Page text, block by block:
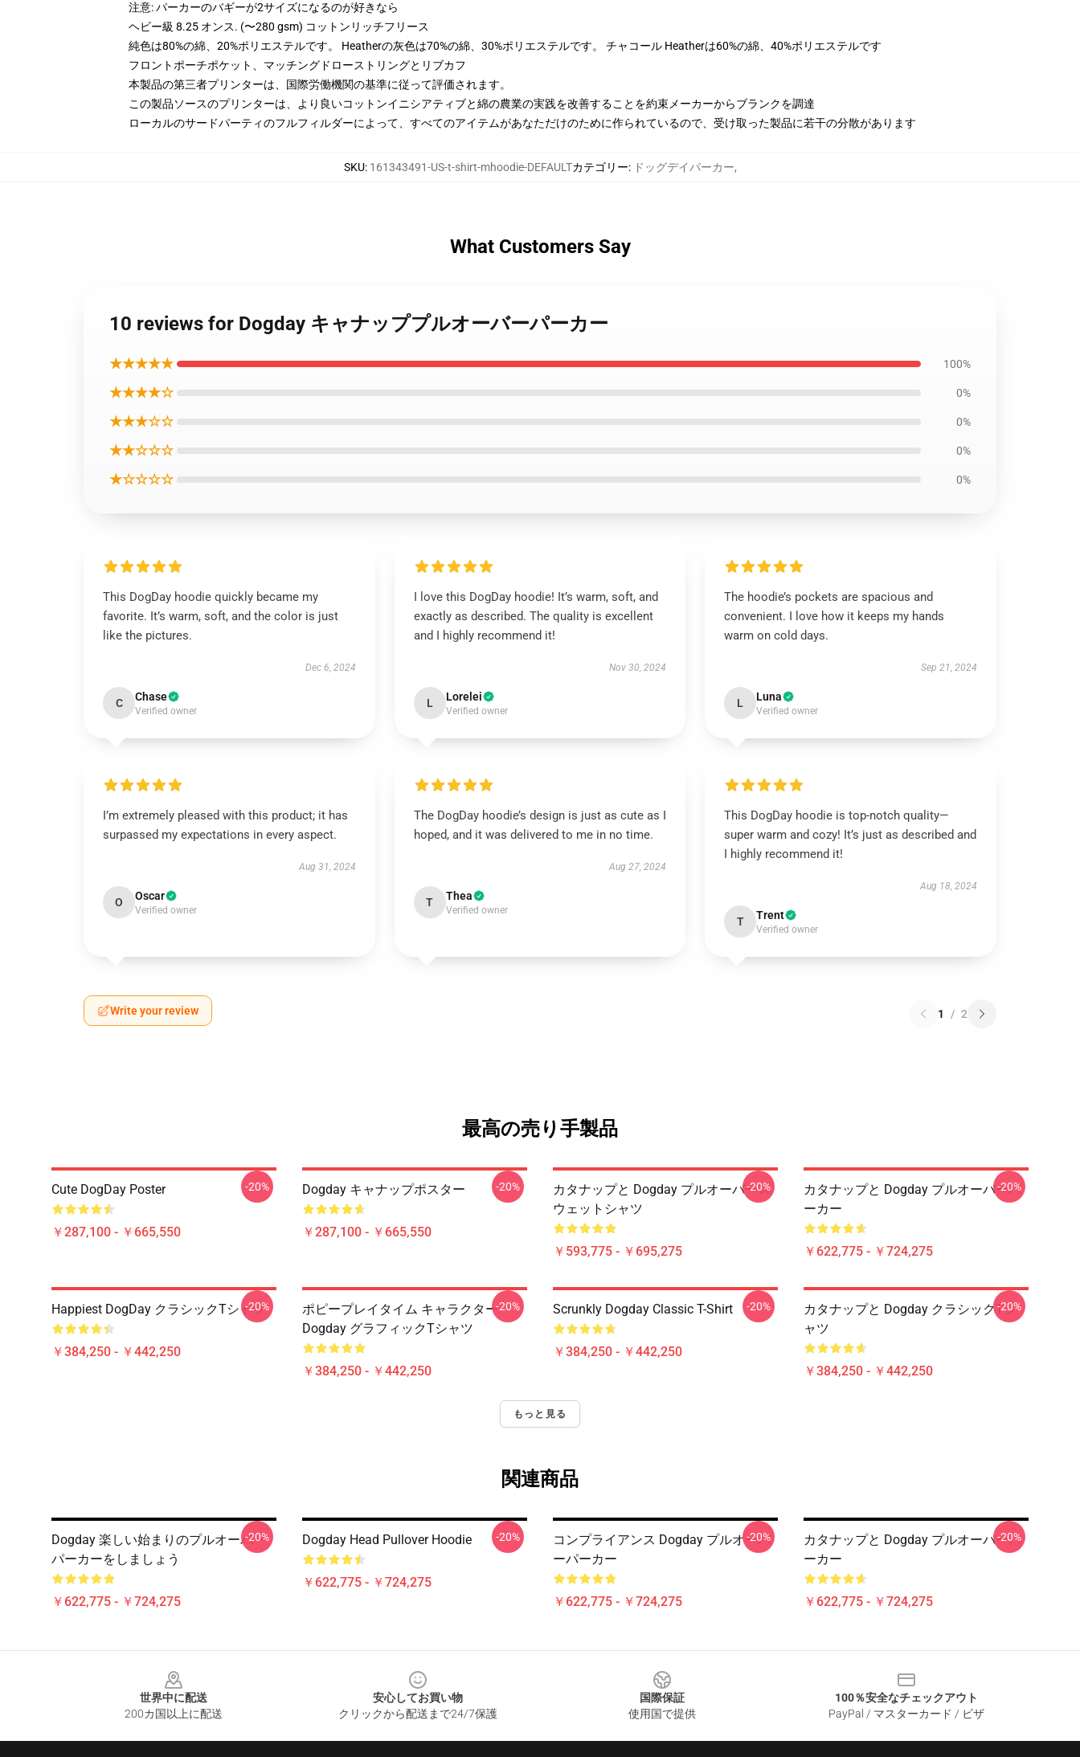
注意: パーカーのバギーが2サイズになるのが好きなら
ヘビー級 8.25 オンス. (〜280 gsm) コットンリッチフリース
純色は80%の綿、20%ポリエステルです。 Heatherの灰色は70%の綿、30%ポリエステルです。 チャコール Heatherは60%の綿、40%ポリエステルです
フロントポーチポケット、マッチングドローストリングとリブカフ
本製品の第三者プリンターは、国際労働機関の基準に従って評価されます。
この製品ソースのプリンターは、より良いコットンイニシアティブと綿の農業の実践を改善することを約束メーカーからブランクを調達
ローカルのサードパーティのフルフィルダーによって、すべてのアイテムがあなただけのために作られているので、受け取った製品に若干の分散があります
SKU: 161343491-US-t-shirt-mhoodie-DEFAULTカテゴリー: ドッグデイパーカー,
What Customers Say
10 reviews for Dogday キャナッププルオーバーパーカー
★★★★★ 100%
★★★★☆ 0%
★★★☆☆ 0%
★★☆☆☆ 0%
★☆☆☆☆ 0%
This DogDay hoodie quickly became my
favorite. It’s warm, soft, and the color is just
like the pictures.
Dec 6, 2024
C Chase
Verified owner
I love this DogDay hoodie! It’s warm, soft, and
exactly as described. The quality is excellent
and I highly recommend it!
Nov 30, 2024
L Lorelei
Verified owner
The hoodie’s pockets are spacious and
convenient. I love how it keeps my hands
warm on cold days.
Sep 21, 2024
L Luna
Verified owner
I’m extremely pleased with this product; it has
surpassed my expectations in every aspect.
Aug 31, 2024
O Oscar
Verified owner
The DogDay hoodie’s design is just as cute as I
hoped, and it was delivered to me in no time.
Aug 27, 2024
T Thea
Verified owner
This DogDay hoodie is top-notch quality—
super warm and cozy! It’s just as described and
I highly recommend it!
Aug 18, 2024
T Trent
Verified owner
Write your review 1 / 2
最高の売り手製品
Cute DogDay Poster
￥287,100 - ￥665,550
-20% Dogday キャナップポスター
￥287,100 - ￥665,550
-20%
カタナップと Dogday プルオーバース
ウェットシャツ
￥593,775 - ￥695,275
-20%
カタナップと Dogday プルオーバーパ
ーカー
￥622,775 - ￥724,275
-20%
Happiest DogDay クラシックTシャツ
￥384,250 - ￥442,250
-20%
ポピープレイタイム キャラクター:
Dogday グラフィックTシャツ
￥384,250 - ￥442,250
-20% Scrunkly Dogday Classic T-Shirt
￥384,250 - ￥442,250
-20%
カタナップと Dogday クラシックTシ
ャツ
￥384,250 - ￥442,250
-20%
もっと見る
関連商品
Dogday 楽しい始まりのプルオーバー
パーカーをしましょう
￥622,775 - ￥724,275
-20% Dogday Head Pullover Hoodie
￥622,775 - ￥724,275
-20%
コンプライアンス Dogday プルオーバ
ーパーカー
￥622,775 - ￥724,275
-20%
カタナップと Dogday プルオーバーパ
ーカー
￥622,775 - ￥724,275
-20%
世界中に配送
200カ国以上に配送
安心してお買い物
クリックから配送まで24/7保護
国際保証
使用国で提供
100％安全なチェックアウト
PayPal / マスターカード / ビザ